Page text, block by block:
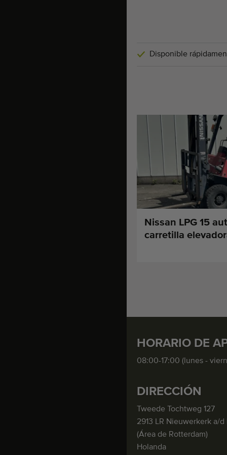
Disponible
Nissan LPG 15
carretilla
HORARIO DE
08:00-17:00 (lunes -
DIRECCIÓN
Tweede Tochtweg 127
2913 LR Nieuwerkerk a/d
(Área de Rotterdam)
Holanda